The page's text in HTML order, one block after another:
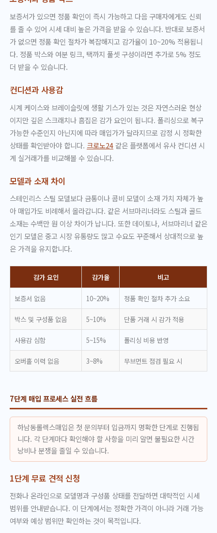
보증서가 있으면 정품 확인이 즉시 가능하고 다음 구매자에게도 신뢰
를 줄 수 있어 시세 대비 높은 가격을 받을 수 있습니다. 반대로 보증서
가 없으면 정품 확인 절차가 복잡해지고 감가율이 10~20% 적용됩니
다. 정품 박스와 여분 링크, 택까지 풀셋 구성이라면 추가로 5% 정도
더 받을 수 있습니다.
컨디션과 사용감
시계 케이스와 브레이슬릿에 생활 기스가 있는 것은 자연스러운 현상
이지만 깊은 스크래치나 흠집은 감가 요인이 됩니다. 폴리싱으로 복구
가능한 수준인지 아닌지에 따라 매입가가 달라지므로 감정 시 정확한
상태를 확인받아야 합니다. 크로노24 같은 플랫폼에서 유사 컨디션 시
계 실거래가를 비교해볼 수 있습니다.
모델과 소재 차이
스테인리스 스틸 모델보다 금통이나 콤비 모델이 소재 가치 자체가 높
아 매입가도 비례해서 올라갑니다. 같은 서브마리너라도 스틸과 골드
소재는 수백만 원 이상 차이가 납니다. 또한 데이토나, 서브마리너 같은
인기 모델은 중고 시장 유통량도 많고 수요도 꾸준해서 상대적으로 높
은 가격을 유지합니다.
감가 요인 감가율 비고
보증서 없음 10~20% 정품 확인 절차 추가 소요
박스 및 구성품 없음 5~10% 단품 거래 시 감가 적용
사용감 심함 5~15% 폴리싱 비용 반영
오버홀 이력 없음 3~8% 무브먼트 점검 필요 시
7단계 매입 프로세스 실전 흐름
하남동롤렉스매입은 첫 문의부터 입금까지 명확한 단계로 진행됩
니다. 각 단계마다 확인해야 할 사항을 미리 알면 불필요한 시간
낭비나 분쟁을 줄일 수 있습니다.
1단계 무료 견적 신청
전화나 온라인으로 모델명과 구성품 상태를 전달하면 대략적인 시세
범위를 안내받습니다. 이 단계에서는 정확한 가격이 아니라 거래 가능
여부와 예상 범위만 확인하는 것이 목적입니다.